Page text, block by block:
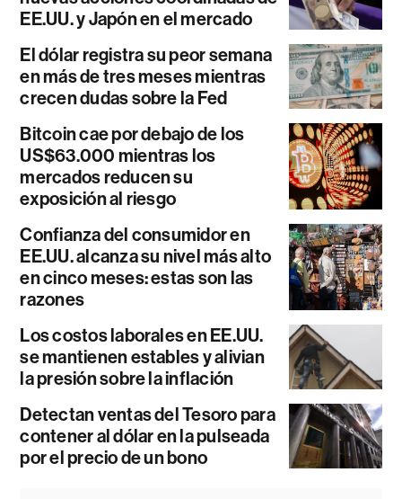
EE.UU. y Japón en el mercado
El dólar registra su peor semana
en más de tres meses mientras
crecen dudas sobre la Fed
Bitcoin cae por debajo de los
US$63.000 mientras los
mercados reducen su
exposición al riesgo
Confianza del consumidor en
EE.UU. alcanza su nivel más alto
en cinco meses: estas son las
razones
Los costos laborales en EE.UU.
se mantienen estables y alivian
la presión sobre la inflación
Detectan ventas del Tesoro para
contener al dólar en la pulseada
por el precio de un bono